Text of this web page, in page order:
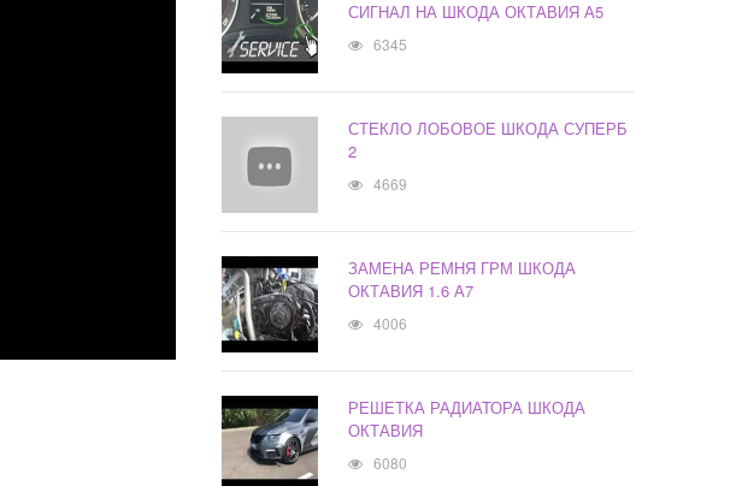
СИГНАЛ НА ШКОДА ОКТАВИЯ А5
6345
СТЕКЛО ЛОБОВОЕ ШКОДА СУПЕРБ
2
4669
ЗАМЕНА РЕМНЯ ГРМ ШКОДА
ОКТАВИЯ 1.6 А7
4006
РЕШЕТКА РАДИАТОРА ШКОДА
ОКТАВИЯ
6080